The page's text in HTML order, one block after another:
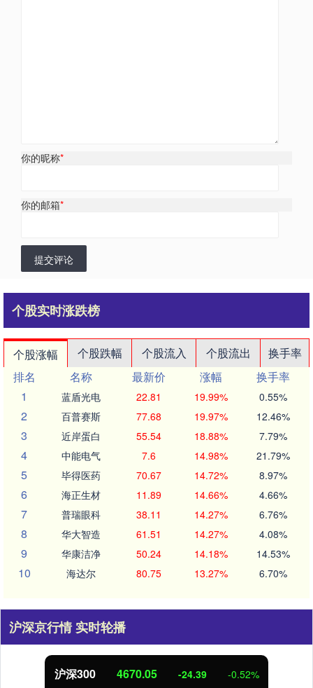
你的昵称*
你的邮箱*
提交评论
个股实时涨跌榜
个股涨幅 个股跌幅 个股流入 个股流出
换手率
排名
名称 最新价 涨幅
换手率
1
蓝盾光电 22.81 19.99% 0.55%
2 百普赛斯 77.68 19.97% 12.46%
3 近岸蛋白 55.54 18.88% 7.79%
4 中能电气 7.6 14.98% 21.79%
5 毕得医药 70.67 14.72% 8.97%
6 海正生材 11.89 14.66% 4.66%
7 普瑞眼科 38.11 14.27% 6.76%
8 华大智造 61.51 14.27% 4.08%
9 华康洁净 50.24 14.18% 14.53%
10 海达尔 80.75 13.27% 6.70%
沪深京行情 实时轮播
沪深300 4670.05 -24.39 -0.52%